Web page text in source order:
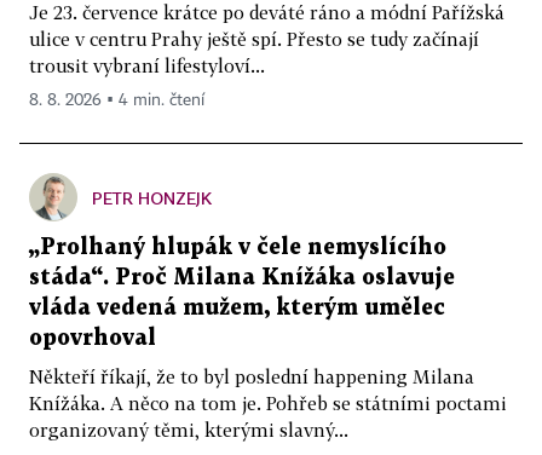
Je 23. července krátce po deváté ráno a módní Pařížská
ulice v centru Prahy ještě spí. Přesto se tudy začínají
trousit vybraní lifestyloví...
8. 8. 2026 ▪ 4 min. čtení
PETR HONZEJK
„Prolhaný hlupák v čele nemyslícího
stáda“. Proč Milana Knížáka oslavuje
vláda vedená mužem, kterým umělec
opovrhoval
Někteří říkají, že to byl poslední happening Milana
Knížáka. A něco na tom je. Pohřeb se státními poctami
organizovaný těmi, kterými slavný...